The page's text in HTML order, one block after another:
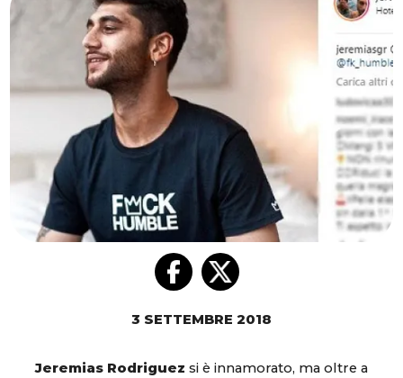
3 SETTEMBRE 2018
Jeremias Rodriguez si è innamorato, ma oltre a